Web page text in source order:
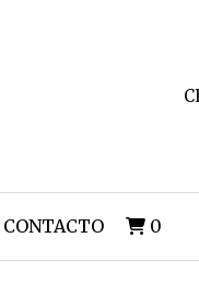
CONTACTO 0